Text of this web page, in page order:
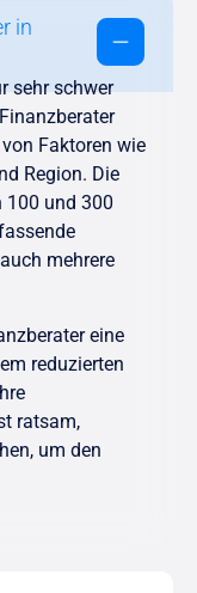
in
sehr schwer
Faktoren wie
Region. Die
100 und 300
mehrere
eine
reduzierten
ratsam,
um den